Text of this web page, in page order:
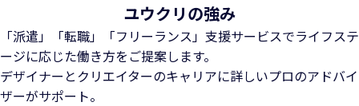
ユウクリの強み
「派遣」「転職」「フリーランス」支援サービスでライフステ
ージに応じた働き方をご提案します。
デザイナーとクリエイターのキャリアに詳しいプロのアドバイ
ザーがサポート。